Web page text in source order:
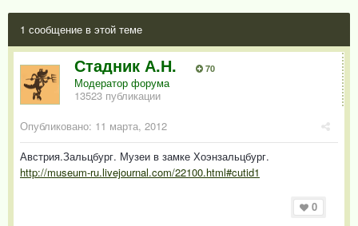
1 сообщение в этой теме
Стадник А.Н. 70
Модератор форума
13523 публикации
Опубликовано: 11 марта, 2012
Австрия.Зальцбург. Музеи в замке Хоэнзальцбург.
http://museum-ru.livejournal.com/22100.html#cutid1
0